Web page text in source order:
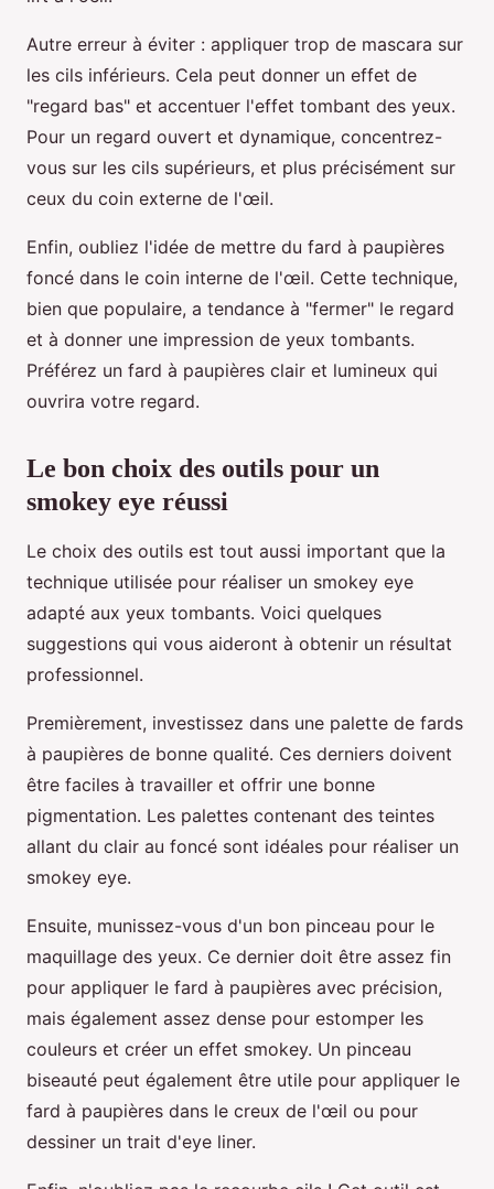
Autre erreur à éviter : appliquer trop de mascara sur
les cils inférieurs. Cela peut donner un effet de
"regard bas" et accentuer l'effet tombant des yeux.
Pour un regard ouvert et dynamique, concentrez-
vous sur les cils supérieurs, et plus précisément sur
ceux du coin externe de l'œil.
Enfin, oubliez l'idée de mettre du fard à paupières
foncé dans le coin interne de l'œil. Cette technique,
bien que populaire, a tendance à "fermer" le regard
et à donner une impression de yeux tombants.
Préférez un fard à paupières clair et lumineux qui
ouvrira votre regard.
Le bon choix des outils pour un
smokey eye réussi
Le choix des outils est tout aussi important que la
technique utilisée pour réaliser un smokey eye
adapté aux yeux tombants. Voici quelques
suggestions qui vous aideront à obtenir un résultat
professionnel.
Premièrement, investissez dans une palette de fards
à paupières de bonne qualité. Ces derniers doivent
être faciles à travailler et offrir une bonne
pigmentation. Les palettes contenant des teintes
allant du clair au foncé sont idéales pour réaliser un
smokey eye.
Ensuite, munissez-vous d'un bon pinceau pour le
maquillage des yeux. Ce dernier doit être assez fin
pour appliquer le fard à paupières avec précision,
mais également assez dense pour estomper les
couleurs et créer un effet smokey. Un pinceau
biseauté peut également être utile pour appliquer le
fard à paupières dans le creux de l'œil ou pour
dessiner un trait d'eye liner.